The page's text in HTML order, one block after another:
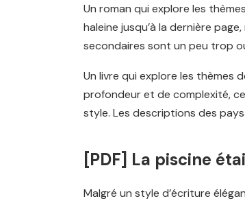
Un roman qui explore les
haleine jusqu’à la dernière
secondaires sont un peu trop
Un livre qui explore les thèmes
profondeur et de complexité,
style. Les descriptions des
[PDF] La piscine
Malgré un style d’écriture